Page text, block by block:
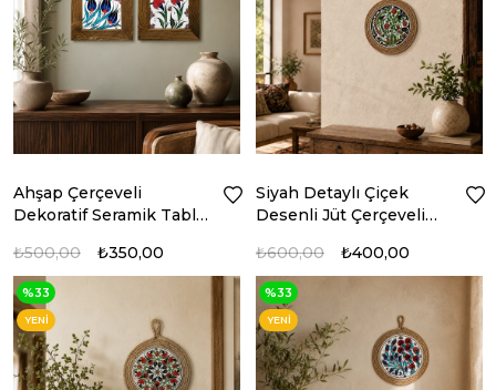
Ahşap Çerçeveli
Dekoratif Seramik Tablo
₺350,00
₺500,00
Siyah Detaylı Çiçek
Desenli Jüt Çerçeveli
₺400,00
₺600,00
%33
YENI
ÜRÜN
%33
YENI
ÜRÜN